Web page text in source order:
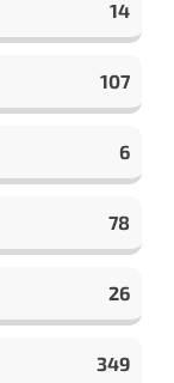
14
107
6
78
26
349